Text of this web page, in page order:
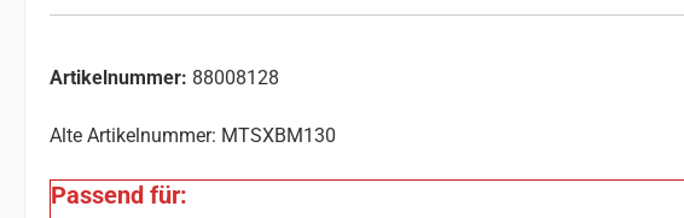
Artikelnummer: 88008128
Alte Artikelnummer: MTSXBM130
Passend für: